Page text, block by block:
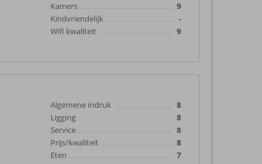
Kamers
9
Kindvriendelijk
-
Wifi kwaliteit
9
Algemene indruk
8
Ligging
8
Service
8
Prijs/kwaliteit
8
Eten
7